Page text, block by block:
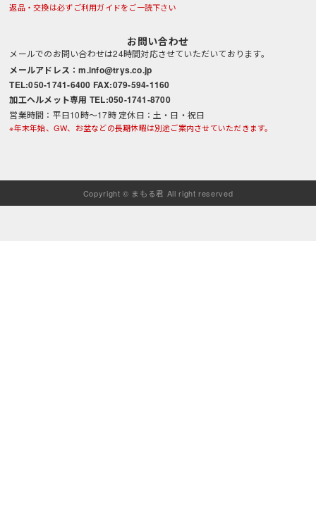
返品・交換は必ずご利用ガイドをご一読下さい
お問い合わせ
メールでのお問い合わせは24時間対応させていただいております。
メールアドレス：m.info@trys.co.jp
TEL:050-1741-6400 FAX:079-594-1160
加工ヘルメット専用 TEL:050-1741-8700
営業時間：平日10時～17時 定休日：土・日・祝日
※年末年始、GW、お盆などの長期休暇は別途ご案内させていただきます。
Copyright © まもる君 All right reserved